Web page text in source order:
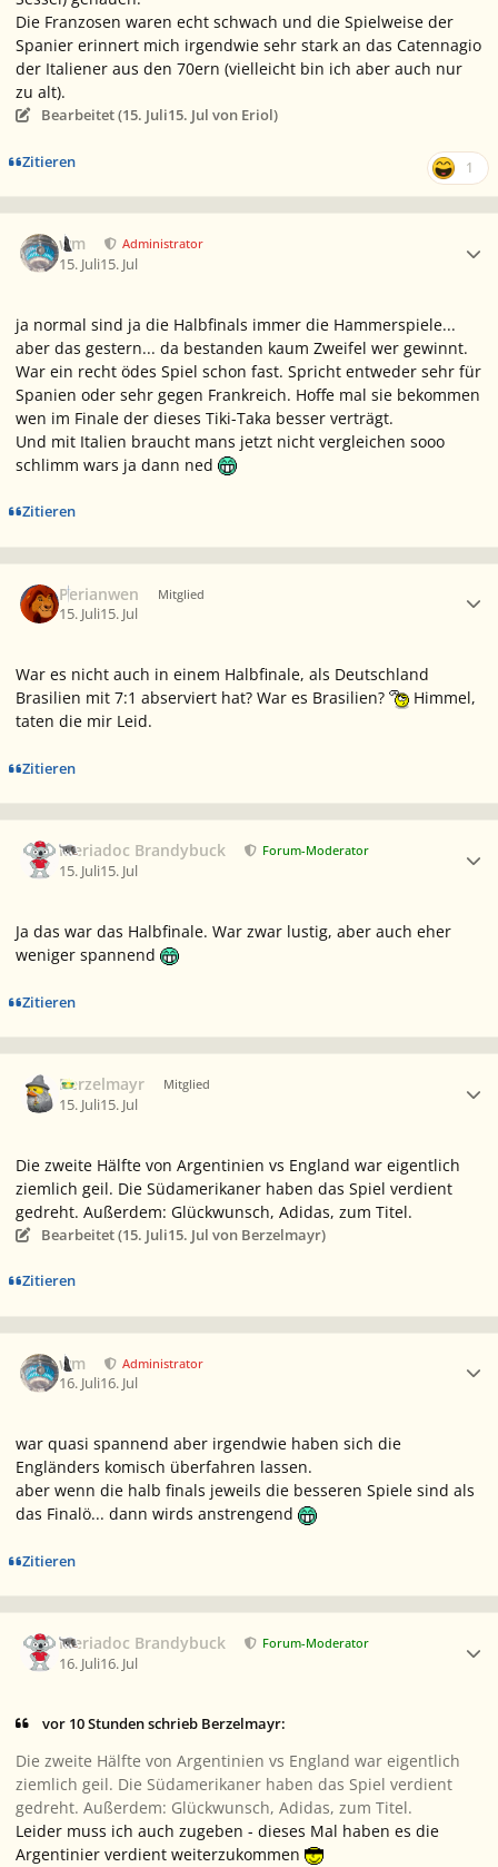
Die Franzosen waren echt schwach und die Spielweise der
Spanier erinnert mich irgendwie sehr stark an das Catennagio
der Italiener aus den 70ern (vielleicht bin ich aber auch nur
zu alt).
Bearbeitet (15. Juli15. Jul von Eriol)
Zitieren 1
wm Administrator
15. Juli15. Jul
ja normal sind ja die Halbfinals immer die Hammerspiele...
aber das gestern... da bestanden kaum Zweifel wer gewinnt.
War ein recht ödes Spiel schon fast. Spricht entweder sehr für
Spanien oder sehr gegen Frankreich. Hoffe mal sie bekommen
wen im Finale der dieses Tiki-Taka besser verträgt.
Und mit Italien braucht mans jetzt nicht vergleichen sooo
schlimm wars ja dann ned
Zitieren
Perianwen Mitglied
15. Juli15. Jul
War es nicht auch in einem Halbfinale, als Deutschland
Brasilien mit 7:1 abserviert hat? War es Brasilien?
Himmel,
taten die mir Leid.
Zitieren
Meriadoc Brandybuck Forum-Moderator
15. Juli15. Jul
Ja das war das Halbfinale. War zwar lustig, aber auch eher
weniger spannend
Zitieren
Berzelmayr Mitglied
15. Juli15. Jul
Die zweite Hälfte von Argentinien vs England war eigentlich
ziemlich geil. Die Südamerikaner haben das Spiel verdient
gedreht. Außerdem: Glückwunsch, Adidas, zum Titel.
Bearbeitet (15. Juli15. Jul von Berzelmayr)
Zitieren
wm Administrator
16. Juli16. Jul
war quasi spannend aber irgendwie haben sich die
Engländers komisch überfahren lassen.
aber wenn die halb finals jeweils die besseren Spiele sind als
das Finalö... dann wirds anstrengend
Zitieren
Meriadoc Brandybuck Forum-Moderator
16. Juli16. Jul
vor 10 Stunden schrieb Berzelmayr:
Die zweite Hälfte von Argentinien vs England war eigentlich
ziemlich geil. Die Südamerikaner haben das Spiel verdient
gedreht. Außerdem: Glückwunsch, Adidas, zum Titel.
Leider muss ich auch zugeben - dieses Mal haben es die
Argentinier verdient weiterzukommen